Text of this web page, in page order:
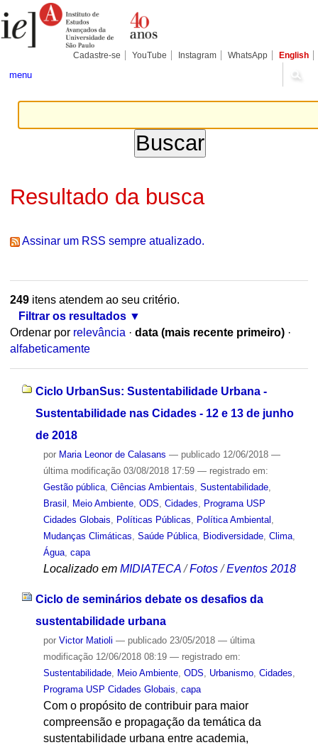
para
conteúdo.
Pessoais
Cadastre-se YouTube Instagram WhatsApp English
menu
Resultado da busca
Assinar um RSS sempre atualizado.
249itens atendem ao seu critério.
Filtrar os resultados
Ordenar por relevância · data (mais recente primeiro) ·
alfabeticamente
Ciclo UrbanSus: Sustentabilidade Urbana -
Sustentabilidade nas Cidades - 12 e 13 de junho
de 2018
por Maria Leonor de Calasans — publicado12/06/2018 —
última modificação03/08/2018 17:59 — registrado em:
Gestão pública, Ciências Ambientais Sustentabilidade,
Brasil
Meio Ambiente, ODS Cidades
Programa USP
Cidades Globais
Políticas Públicas Política Ambiental
Mudanças Climáticas Saúde Pública, Biodiversidade, Clima,
Água, capa
Localizado em MIDIATECA /Fotos /Eventos 2018
Ciclo de seminários debate os desafios da
sustentabilidade urbana
por Victor Matioli — publicado23/05/2018 — última
modificação12/06/2018 08:19 — registrado em:
Sustentabilidade, Meio Ambiente, ODS Urbanismo, Cidades
Programa USP Cidades Globais capa
Com o propósito de contribuir para maior
compreensão e propagação da temática da
sustentabilidade urbana entre academia,